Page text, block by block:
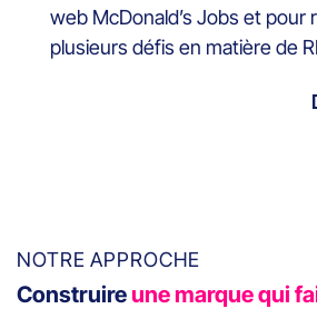
web McDonald’s Jobs et pour
plusieurs défis en matière de
NOTRE APPROCHE
Construireune marque qui